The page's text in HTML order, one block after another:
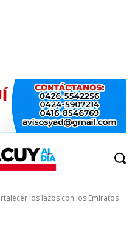
los lazos con los Emiratos